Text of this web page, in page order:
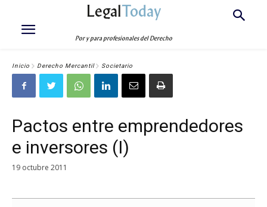
LegalToday
Por y para profesionales del Derecho
Inicio Derecho Mercantil Societario
Pactos entre emprendedores
e inversores (I)
19 octubre 2011